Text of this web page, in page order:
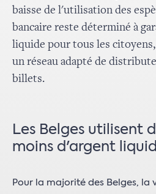
baisse de l'utilisation des
bancaire reste déterminé à
liquide pour tous les
un réseau adapté de
billets.
Les Belges utilisent
moins d'argent
Pour la majorité des Belges, la